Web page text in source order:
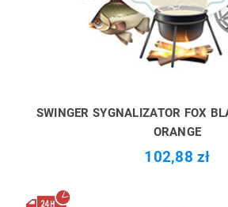
SWINGER SYGNALIZATOR FOX
ORANGE
102,88 zł